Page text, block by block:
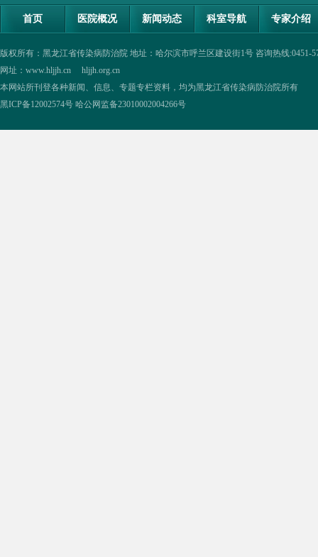
首页 医院概况 新闻动态 科室导航 专家介绍
版权所有：黑龙江省传染病防治院 地址：哈尔滨市呼兰区建设街1号 咨询热线:0451-
网址：www.hljjh.cn hljjh.org.cn
本网站所刊登各种新闻、信息、专题专栏资料，均为黑龙江省传染病防治院所有
黑ICP备12002574号 哈公网监备23010002004266号